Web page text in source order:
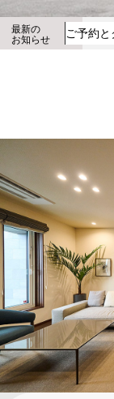
最新の
お知らせ ご予約